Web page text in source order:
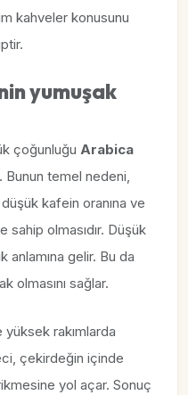
kahveler konusunu
yumuşak
çoğunluğu Arabica
Bunun temel nedeni,
kafein oranına ve
olmasıdır. Düşük
anlamına gelir. Bu da
olmasını sağlar.
rakımlarda
çekirdeğin içinde
yol açar. Sonuç